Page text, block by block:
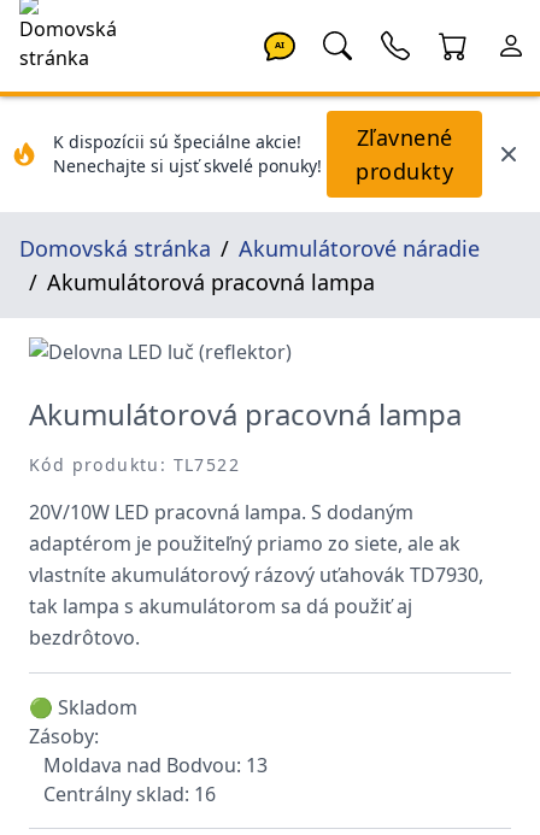
AI
K dispozícii sú špeciálne akcie!
Nenechajte si ujsť skvelé ponuky!
Zľavnené
produkty
Domovská stránka
Akumulátorové náradie
Akumulátorová pracovná lampa
Akumulátorová pracovná lampa
Kód produktu: TL7522
20V/10W LED pracovná lampa. S dodaným
adaptérom je použiteľný priamo zo siete, ale ak
vlastníte akumulátorový rázový uťahovák TD7930,
tak lampa s akumulátorom sa dá použiť aj
bezdrôtovo.
🟢 Skladom
Zásoby:
Moldava nad Bodvou: 13
Centrálny sklad: 16